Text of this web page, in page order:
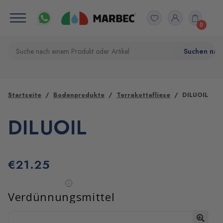
0
Startseite Bodenprodukte Terrakottafliese DILUOIL
DILUOIL
€21.25
Verdünnungsmittel